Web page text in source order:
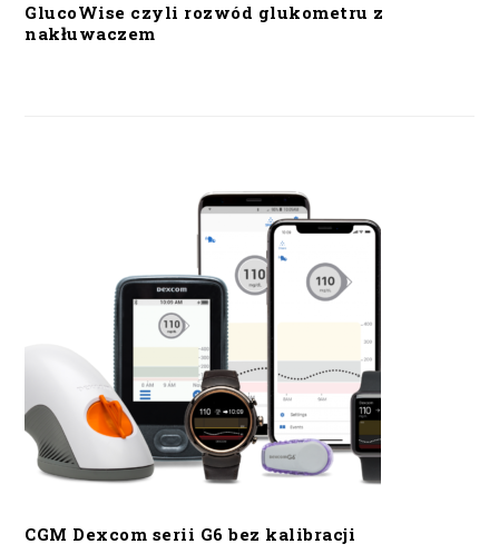
GlucoWise czyli rozwód glukometru z
nakłuwaczem
CGM Dexcom serii G6 bez kalibracji